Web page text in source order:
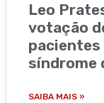
Leo
votação
síndrome
SAIBA MAIS »